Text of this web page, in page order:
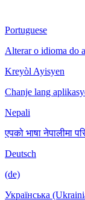
Portuguese
Alterar o idioma do
Kreyòl Ayisyen
Chanje lang
Nepali
एपको भाषा नेपालीमा
Deutsch
(de)
Українська